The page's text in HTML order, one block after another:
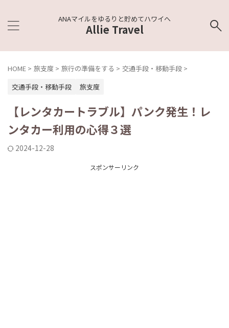
ANAマイルをゆるりと貯めてハワイへ
Allie Travel
HOME > 旅支度 > 旅行の準備をする > 交通手段・移動手段 >
交通手段・移動手段
旅支度
【レンタカートラブル】パンク発生！レ
ンタカー利用の心得３選
2024-12-28
スポンサーリンク